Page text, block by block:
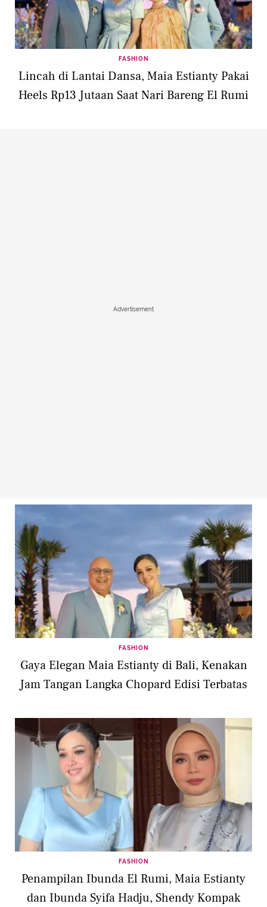
FASHION
Lincah di Lantai Dansa, Maia Estianty Pakai
Heels Rp13 Jutaan Saat Nari Bareng El Rumi
Advertisement
FASHION
Gaya Elegan Maia Estianty di Bali, Kenakan
Jam Tangan Langka Chopard Edisi Terbatas
FASHION
Penampilan Ibunda El Rumi, Maia Estianty
dan Ibunda Syifa Hadju, Shendy Kompak